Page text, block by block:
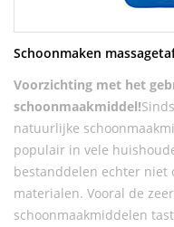
Schoonmaken
Voorzichting met het
schoonmaakmiddel!
natuurlijke
populair in vele
bestanddelen echter niet
materialen. Vooral de
schoonmaakmiddelen